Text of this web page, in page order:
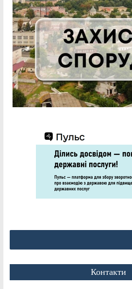
Контакти